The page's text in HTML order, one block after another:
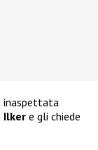
inaspettata
Ilker e gli chiede